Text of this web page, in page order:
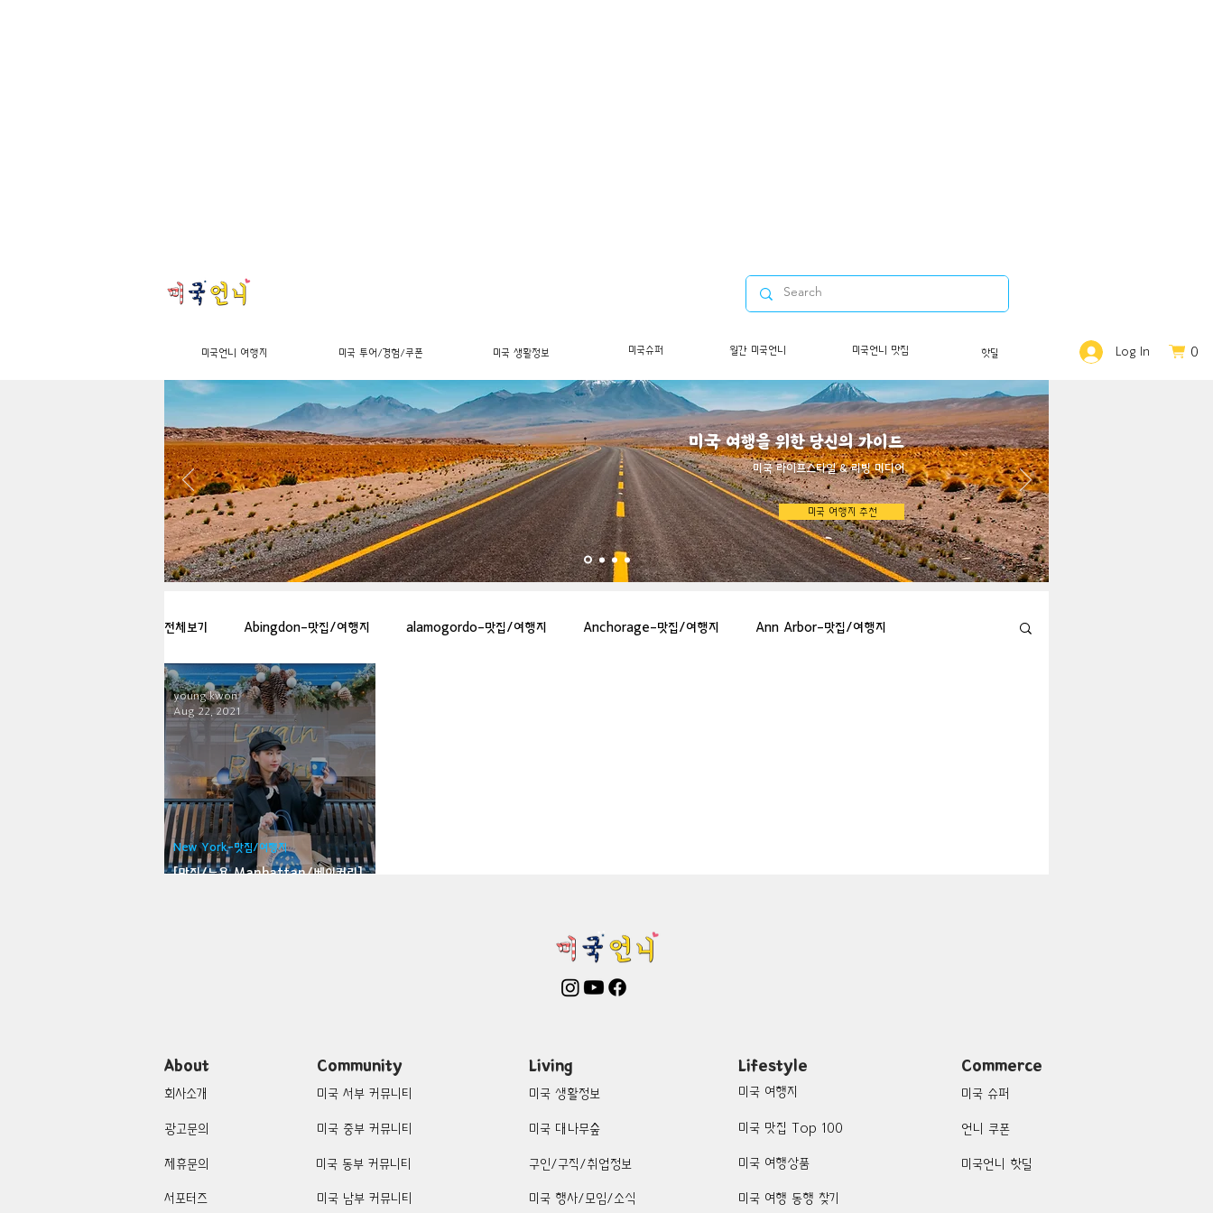
미국 여행을 위한 당신의 가이드
​미국 라이프스타일 & 리빙 미디어
미국 여행지 추천
전체보기 Abingdon-맛집/여행지 alamogordo-맛집/여행지 Anchorage-맛집/여행지 Ann Arbor-맛집/여행지
Arlington-맛집/여행지 Arlington-맛집/여행지
Badlands-맛집/여행지
Bloomfield-맛집/여행지 Bloomington-맛집/여행지
Cambridge-맛집/여행지
Cascade Locks-맛집/여행지 Centerport-맛집/여행지
[맛집/뉴욕 Manhattan/베이커리]
New York-맛집/여행지
young kwon
Aug 22, 2021
미국언니 여행지 미국 투어/경험/쿠폰 미국 생활정보 미국슈퍼 월간 미국언니 미국언니 맛집 핫딜 Log In 0
About
회사소개
광고문의
제휴문의
서포터즈
Community
미국 서부 커뮤니티
미국 중부 커뮤니티
미국 동부 커뮤니티
미국 남부 커뮤니티
Living
미국 생활정보
미국 대나무숲
구인/구직/취업정보
미국 행사/모임/소식
Lifestyle
미국 여행지
미국 맛집 Top 100
미국 여행상품
미국 여행 동행 찾기
Commerce
미국 슈퍼
언니 쿠폰
미국언니 핫딜